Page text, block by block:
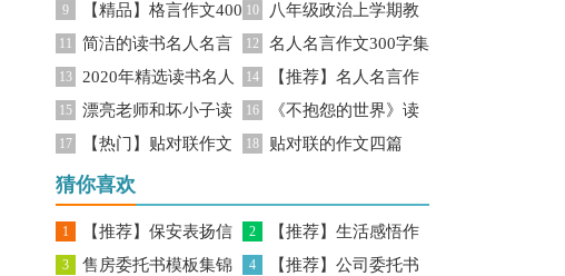
的格言85句
9
【精品】格言作文400
字三篇
10
八年级政治上学期教
学反思
11
简洁的读书名人名言
60句
12
名人名言作文300字集
锦5篇
13
2020年精选读书名人
名言锦集95句
14
【推荐】名人名言作
文集锦7篇
15
漂亮老师和坏小子读
后感
16
《不抱怨的世界》读
后感15篇
17
【热门】贴对联作文
合集9篇
18 贴对联的作文四篇
猜你喜欢
1
【推荐】保安表扬信
四篇
2
【推荐】生活感悟作
文锦集7篇
3
售房委托书模板集锦
4
【推荐】公司委托书